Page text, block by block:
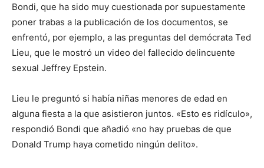
Bondi, que ha sido muy cuestionada por supuestamente
poner trabas a la publicación de los documentos, se
enfrentó, por ejemplo, a las preguntas del demócrata Ted
Lieu, que le mostró un video del fallecido delincuente
sexual Jeffrey Epstein.
Lieu le preguntó si había niñas menores de edad en
alguna fiesta a la que asistieron juntos. «Esto es ridículo»,
respondió Bondi que añadió «no hay pruebas de que
Donald Trump haya cometido ningún delito».